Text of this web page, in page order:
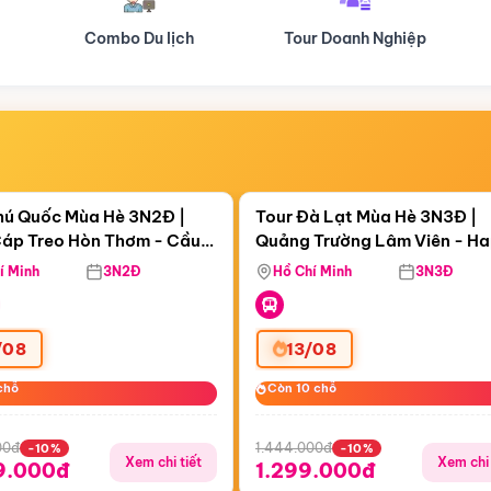
Tour Doanh Nghiệp Du lịch Hành Hương
18:55:18
Treo Hòn Thơm
Quốc Mùa Hè 3N2Đ |
Treo Hòn Thơm - Cầu
Viên Nước Aquatopia
Minh 3N2Đ
-10%
Xem chi tiết
Còn05 ngày 18:55:18
Tour Đà Lạt Mùa Hè 3N3Đ |
Quảng Trường Lâm Viên -
Hill - Puppy Farm
Hồ Chí Minh 3N3Đ
13/08
Còn 10 chỗ
Còn 10 chỗ
1.444.000đ -10%
1.299.000đ Xem